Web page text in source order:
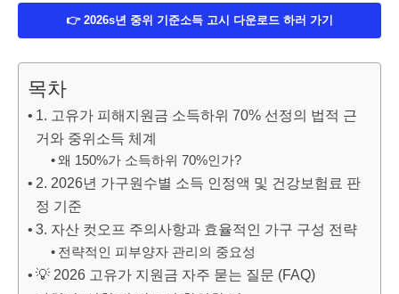
👉 2026s년 중위 기준소득 고시 다운로드 하러 가기
목차
1. 고유가 피해지원금 소득하위 70% 선정의 법적 근
거와 중위소득 체계
왜 150%가 소득하위 70%인가?
2. 2026년 가구원수별 소득 인정액 및 건강보험료 판
정 기준
3. 자산 컷오프 주의사항과 효율적인 가구 구성 전략
전략적인 피부양자 관리의 중요성
💡 2026 고유가 지원금 자주 묻는 질문 (FAQ)